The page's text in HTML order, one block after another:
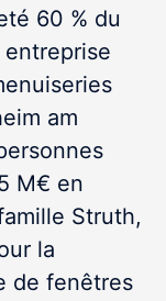
60 % du
am
M€ en
Struth,
la
de fenêtres